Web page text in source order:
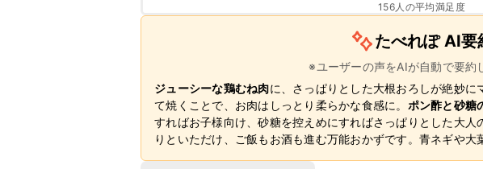
156人の平均満足度
たべれぽ AI要
※ユーザーの声をAIが自動で要約
ジューシーな鶏むね肉に、さっぱりとした大根おろしが絶妙
て焼くことで、お肉はしっとり柔らかな食感に。 ポン酢と砂糖
すればお子様向け、砂糖を控えめにすればさっぱりとした大人
りといただけ、ご飯もお酒も進む万能おかずです。青ネギや大